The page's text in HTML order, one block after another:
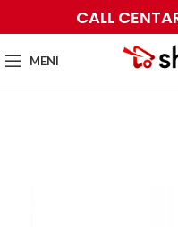
CALL
MENI